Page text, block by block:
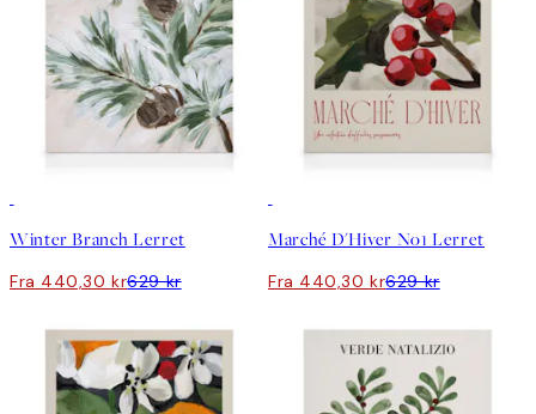
Winter Branch Lerret
Fra 440,30 kr629 kr
Marché D'Hiver No1 Lerret
Fra 440,30 kr629 kr